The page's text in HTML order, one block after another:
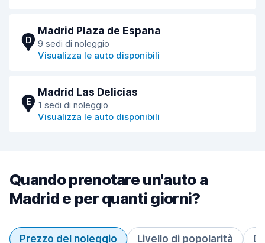
D
Madrid Plaza de Espana
9 sedi di noleggio
Visualizza le auto disponibili
E
Madrid Las Delicias
1 sedi di noleggio
Visualizza le auto disponibili
Quando prenotare un'auto a
Madrid e per quanti giorni?
Prezzo del noleggio Livello di popolarità